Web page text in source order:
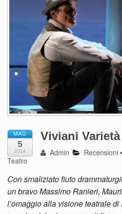
MAG
5
2014
Viviani Varietà
Admin Recensioni •
Teatro
Con smaliziato fiuto
un bravo Massimo Ranieri,
l’omaggio alla visione teatrale